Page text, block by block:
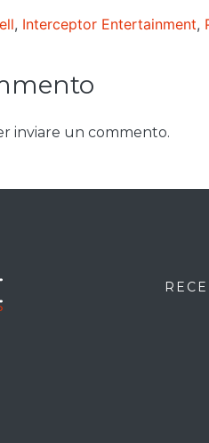
, Interceptor Entertainment,
inviare un commento.